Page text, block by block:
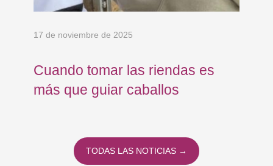
17 de noviembre de 2025
Cuando tomar las riendas es
más que guiar caballos
TODAS LAS NOTICIAS →